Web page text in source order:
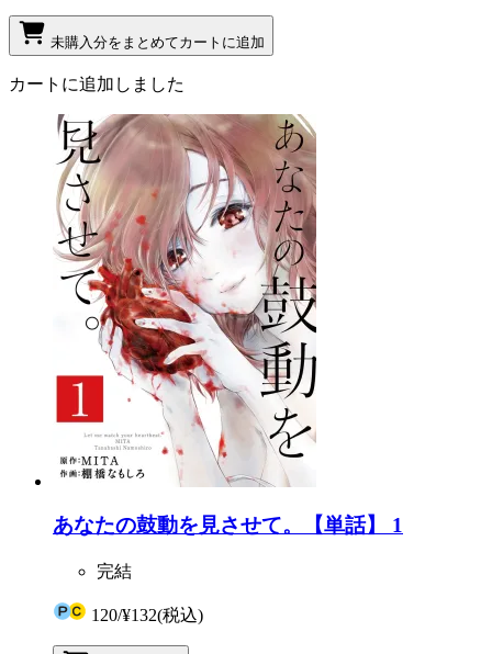
未購入分をまとめてカートに追加
カートに追加しました
あなたの鼓動を見させて。【単話】 1
完結
120/¥132(税込)